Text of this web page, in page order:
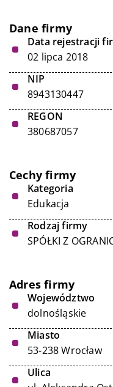
Dane firmy
Data rejestracji
02 lipca 2018
NIP
8943130447
REGON
380687057
Cechy firmy
Kategoria
Edukacja
Rodzaj firmy
SPÓŁKI Z
Adres firmy
Województwo
dolnośląskie
Miasto
53-238 Wrocław
Ulica